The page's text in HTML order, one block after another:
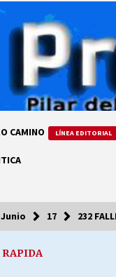
CAMINO LÍNEA EDITORIAL
Junio 17 232
RAPIDA